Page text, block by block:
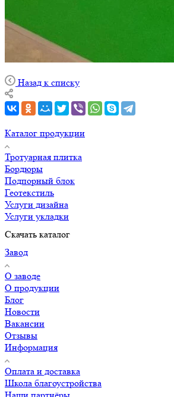
Назад к списку
Каталог продукции
Тротуарная плитка
Бордюры
Подпорный блок
Геотекстиль
Услуги дизайна
Услуги укладки
Скачать каталог
Завод
О заводе
О продукции
Блог
Новости
Вакансии
Отзывы
Информация
Оплата и доставка
Школа благоустройства